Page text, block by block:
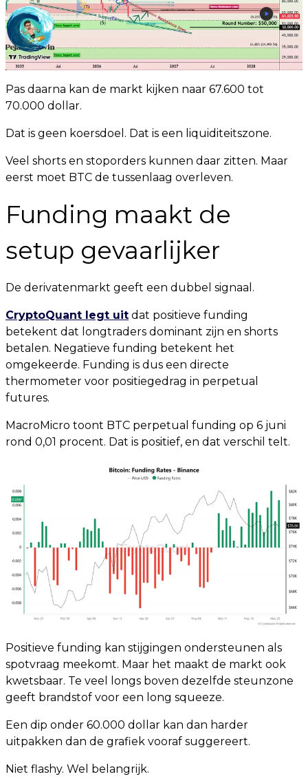
Pas daarna kan de markt kijken naar 67.600 tot
70.000 dollar.
Dat is geen koersdoel. Dat is een liquiditeitszone.
Veel shorts en stoporders kunnen daar zitten. Maar
eerst moet BTC de tussenlaag overleven.
Funding maakt de
setup gevaarlijker
De derivatenmarkt geeft een dubbel signaal.
CryptoQuant legt uit dat positieve funding
betekent dat longtraders dominant zijn en shorts
betalen. Negatieve funding betekent het
omgekeerde. Funding is dus een directe
thermometer voor positiegedrag in perpetual
futures.
MacroMicro toont BTC perpetual funding op 6 juni
rond 0,01 procent. Dat is positief, en dat verschil telt.
Positieve funding kan stijgingen ondersteunen als
spotvraag meekomt. Maar het maakt de markt ook
kwetsbaar. Te veel longs boven dezelfde steunzone
geeft brandstof voor een long squeeze.
Een dip onder 60.000 dollar kan dan harder
uitpakken dan de grafiek vooraf suggereert.
Niet flashy. Wel belangrijk.